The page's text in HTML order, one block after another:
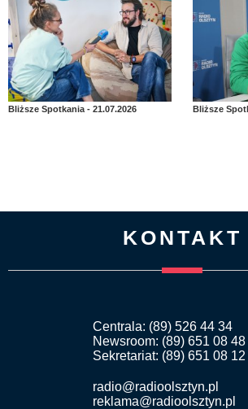
Bliższe Spotkania - 21.07.2026 Bliższe
KONTAKT
Centrala: (89) 526 44 34
Newsroom: (89) 651 08 48
Sekretariat: (89) 651 08 12
radio@radioolsztyn.pl
reklama@radioolsztyn.pl